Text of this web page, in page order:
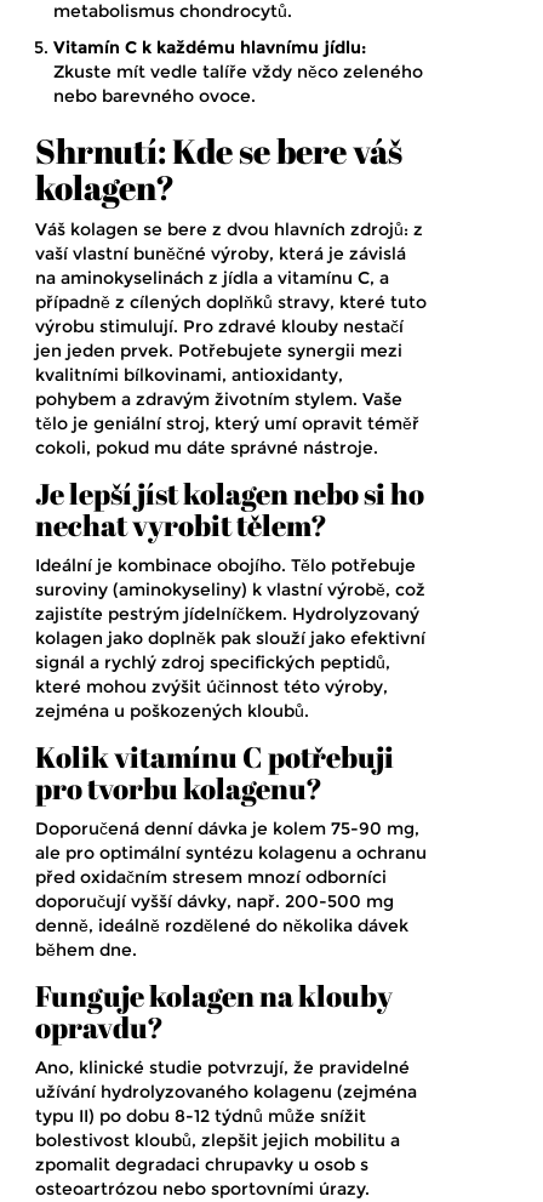
metabolismus chondrocytů.
Vitamín C k každému hlavnímu jídlu:
Zkuste mít vedle talíře vždy něco zeleného
nebo barevného ovoce.
Shrnutí: Kde se bere váš
kolagen?
Váš kolagen se bere z dvou hlavních zdrojů: z
vaší vlastní buněčné výroby, která je závislá
na aminokyselinách z jídla a vitamínu C, a
případně z cílených doplňků stravy, které tuto
výrobu stimulují. Pro zdravé klouby nestačí
jen jeden prvek. Potřebujete synergii mezi
kvalitními bílkovinami, antioxidanty,
pohybem a zdravým životním stylem. Vaše
tělo je geniální stroj, který umí opravit téměř
cokoli, pokud mu dáte správné nástroje.
Je lepší jíst kolagen nebo si ho
nechat vyrobit tělem?
Ideální je kombinace obojího. Tělo potřebuje
suroviny (aminokyseliny) k vlastní výrobě, což
zajistíte pestrým jídelníčkem. Hydrolyzovaný
kolagen jako doplněk pak slouží jako efektivní
signál a rychlý zdroj specifických peptidů,
které mohou zvýšit účinnost této výroby,
zejména u poškozených kloubů.
Kolik vitamínu C potřebuji
pro tvorbu kolagenu?
Doporučená denní dávka je kolem 75-90 mg,
ale pro optimální syntézu kolagenu a ochranu
před oxidačním stresem mnozí odborníci
doporučují vyšší dávky, např. 200-500 mg
denně, ideálně rozdělené do několika dávek
během dne.
Funguje kolagen na klouby
opravdu?
Ano, klinické studie potvrzují, že pravidelné
užívání hydrolyzovaného kolagenu (zejména
typu II) po dobu 8-12 týdnů může snížit
bolestivost kloubů, zlepšit jejich mobilitu a
zpomalit degradaci chrupavky u osob s
osteoartrózou nebo sportovními úrazy.